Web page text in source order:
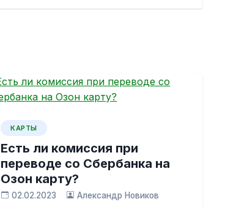
КАРТЫ
Есть ли комиссия при
переводе со Сбербанка на
Озон карту?
02.02.2023 Александр Новиков